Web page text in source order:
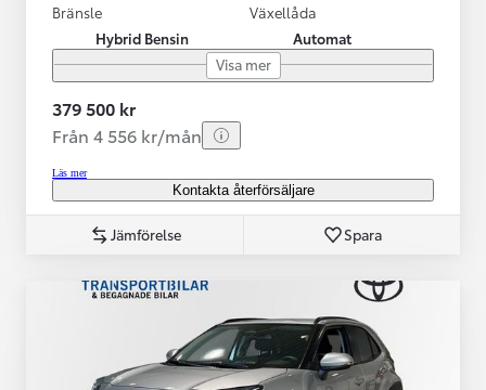
Bränsle
Hybrid Bensin
Växellåda
Automat
Visa mer
379 500 kr
Från 4 556 kr/mån
Läs mer
Kontakta återförsäljare
Jämförelse Spara